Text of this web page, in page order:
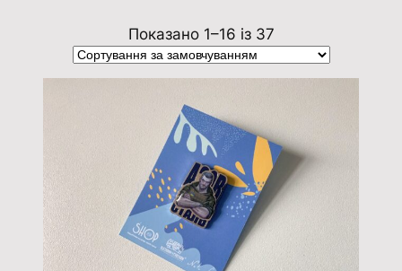
Показано 1–16 із 37